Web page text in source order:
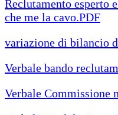
Reclutamento esperto
che me la cavo.PDF
variazione di bilancio
Verbale bando
Verbale Commissione